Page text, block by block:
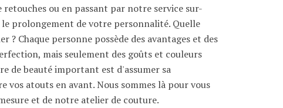
retouches ou en passant par notre service sur-
prolongement de votre personnalité. Quelle
? Chaque personne possède des avantages et des
mais seulement des goûts et couleurs
de beauté important est d'assumer sa
vos atouts en avant. Nous sommes là pour vous
et de notre atelier de couture.